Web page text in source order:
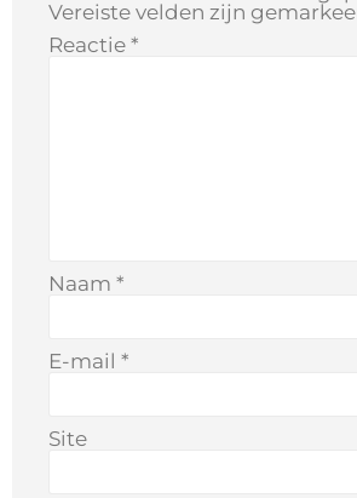
Vereiste velden zijn
Reactie *
Naam *
E-mail *
Site